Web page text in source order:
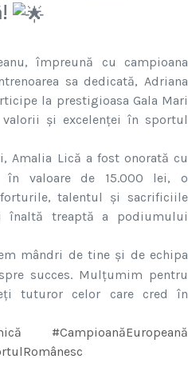
împreună cu campioana
sa dedicată, Adriana
la prestigioasa Gala Mari
și excelenței în sportul
Amalia Lică a fost onorată cu
în valoare de 15.000 lei, o
talentul și sacrificiile
înaltă treaptă a podiumului
mândri de tine și de echipa
succes. Mulțumim pentru
tuturor celor care cred în
#CampioanăEuropeană